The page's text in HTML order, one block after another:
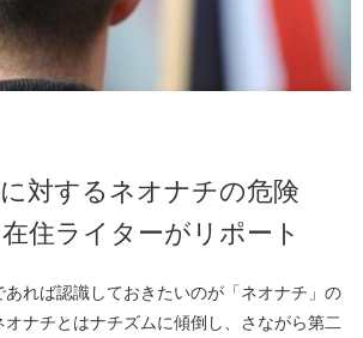
対するネオナチの危険
住ライターがリポート
あれば認識しておきたいのが「ネオナチ」の
ナチとはナチズムに傾倒し、さながら第二